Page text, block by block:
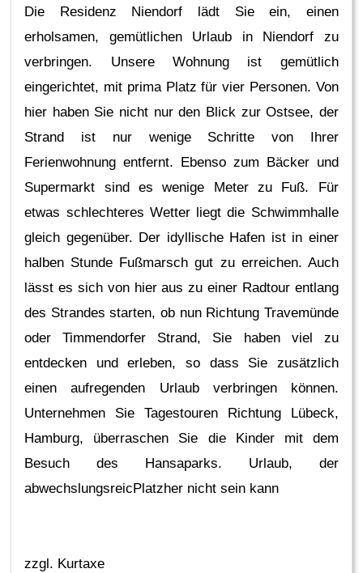
Die Residenz Niendorf lädt Sie ein, einen
erholsamen, gemütlichen Urlaub in Niendorf zu
verbringen. Unsere Wohnung ist gemütlich
eingerichtet, mit prima Platz für vier Personen. Von
hier haben Sie nicht nur den Blick zur Ostsee, der
Strand ist nur wenige Schritte von Ihrer
Ferienwohnung entfernt. Ebenso zum Bäcker und
Supermarkt sind es wenige Meter zu Fuß. Für
etwas schlechteres Wetter liegt die Schwimmhalle
gleich gegenüber. Der idyllische Hafen ist in einer
halben Stunde Fußmarsch gut zu erreichen. Auch
lässt es sich von hier aus zu einer Radtour entlang
des Strandes starten, ob nun Richtung Travemünde
oder Timmendorfer Strand, Sie haben viel zu
entdecken und erleben, so dass Sie zusätzlich
einen aufregenden Urlaub verbringen können.
Unternehmen Sie Tagestouren Richtung Lübeck,
Hamburg, überraschen Sie die Kinder mit dem
Besuch des Hansaparks. Urlaub, der
abwechslungsreicPlatzher nicht sein kann
zzgl. Kurtaxe